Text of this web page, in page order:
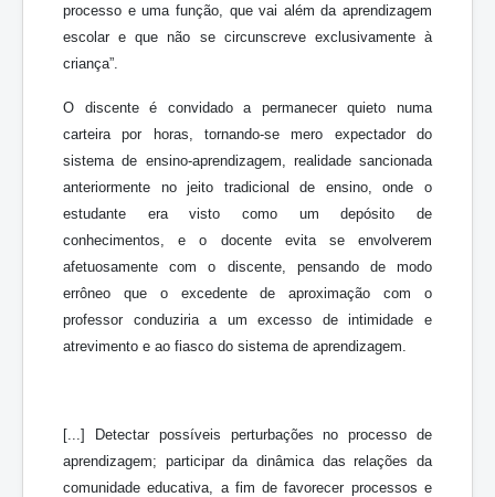
processo e uma função, que vai além da aprendizagem
escolar e que não se circunscreve exclusivamente à
criança”.
O discente é convidado a permanecer quieto numa
carteira por horas, tornando-se mero expectador do
sistema de ensino-aprendizagem, realidade sancionada
anteriormente no jeito tradicional de ensino, onde o
estudante era visto como um depósito de
conhecimentos, e o docente evita se envolverem
afetuosamente com o discente, pensando de modo
errôneo que o excedente de aproximação com o
professor conduziria a um excesso de intimidade e
atrevimento e ao fiasco do sistema de aprendizagem.
[...] Detectar possíveis perturbações no processo de
aprendizagem; participar da dinâmica das relações da
comunidade educativa, a fim de favorecer processos e